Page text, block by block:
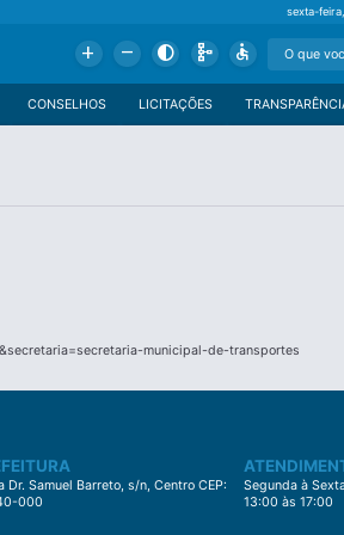
sexta-
Add Remove Contrast Schema Accessible
LICITAÇÕES
CONSELHOS
municipal-de-transportes
Dr. Samuel Barreto, s/n, Centro CEP:
000
Segunda à
13:00 às 17:00